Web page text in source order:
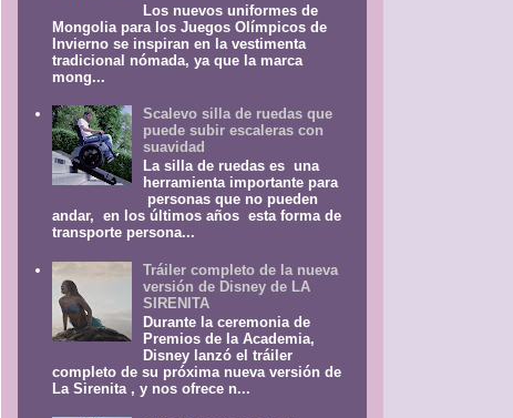
Los nuevos uniformes de
Mongolia para los Juegos Olímpicos de
Invierno se inspiran en la vestimenta
tradicional nómada, ya que la marca
mong...
Scalevo silla de ruedas que
puede subir escaleras con
suavidad
La silla de ruedas es una
herramienta importante para
personas que no pueden
andar, en los últimos años esta forma de
transporte persona...
Tráiler completo de la nueva
versión de Disney de LA
SIRENITA
Durante la ceremonia de
Premios de la Academia,
Disney lanzó el tráiler
completo de su próxima nueva versión de
La Sirenita , y nos ofrece n...